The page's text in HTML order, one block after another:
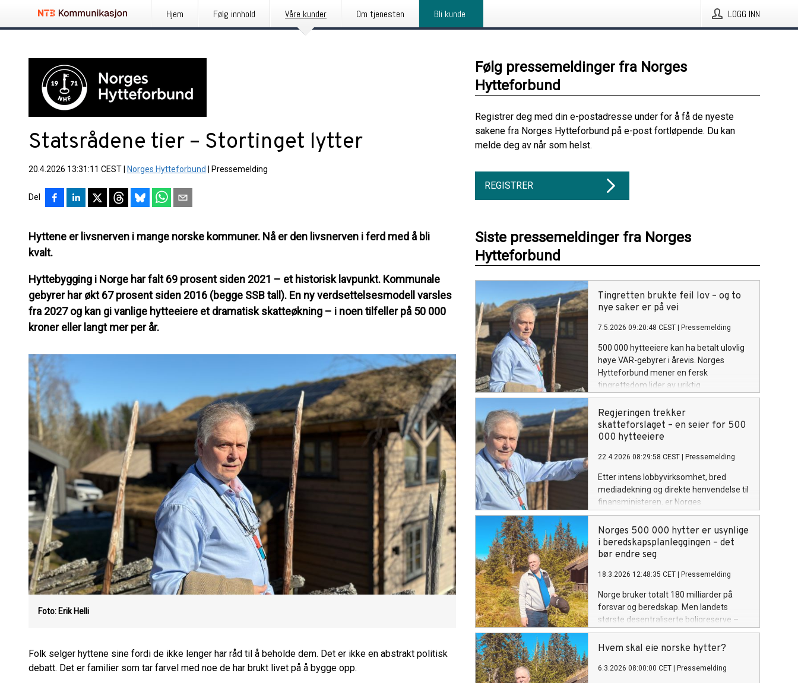
Hjem Følg innhold Våre kunder Om tjenesten Bli kunde LOGG INN
Statsrådene tier – Stortinget lytter
20.4.2026 13:31:11 CEST Norges Hytteforbund Pressemelding
Del
Hyttene er livsnerven i mange norske kommuner. Nå er den livsnerven i ferd med å bli
kvalt.
Hyttebygging i Norge har falt 69 prosent siden 2021 – et historisk lavpunkt. Kommunale
gebyrer har økt 67 prosent siden 2016 (begge SSB tall). En ny verdsettelsesmodell varsles
fra 2027 og kan gi vanlige hytteeiere et dramatisk skatteøkning – i noen tilfeller på 50 000
kroner eller langt mer per år.
Foto: Erik Helli
Folk selger hyttene sine fordi de ikke lenger har råd til å beholde dem. Det er ikke en abstrakt politisk
debatt. Det er familier som tar farvel med noe de har brukt livet på å bygge opp.
Følg pressemeldinger fra Norges
Hytteforbund
Registrer deg med din e-postadresse under for å få de nyeste
sakene fra Norges Hytteforbund på e-post fortløpende. Du kan
melde deg av når som helst.
REGISTRER
Siste pressemeldinger fra Norges
Hytteforbund
Tingretten brukte feil lov – og to
nye saker er på vei
7.5.2026 09:20:48 CEST Pressemelding
500 000 hytteeiere kan ha betalt ulovlig
høye VAR-gebyrer i årevis. Norges
Hytteforbund mener en fersk
tingrettsdom lider av uriktig
lovanvendelse – og at feilen kan få
vidtrekkende konsekvenser når to nye
rettssaker snart skal avgjøres.
Regjeringen trekker
skatteforslaget – en seier for 500
000 hytteeiere
22.4.2026 08:29:58 CEST Pressemelding
Etter intens lobbyvirksomhet, bred
mediadekning og direkte henvendelse til
finansministeren, er Norges
Hytteforbund (NHF) tilfreds med at
regjeringen nå trekker forslaget om ny
AI-basert verdsettelsesmodell for
fritidsboliger. Forbundet understreker
rettferdig skattepolitikk.
Norges 500 000 hytter er usynlige
i beredskapsplanleggingen – det
bør endre seg
18.3.2026 12:48:35 CET Pressemelding
Norge bruker totalt 180 milliarder på
forsvar og beredskap. Men landets
største desentraliserte boligreserve –
500 000 fritidsboliger spredt over hele
landet. De er knapt nevnt i planene. Det
lever i usikre tider. Norges kraftige
Hvem skal eie norske hytter?
6.3.2026 08:00:00 CET Pressemelding